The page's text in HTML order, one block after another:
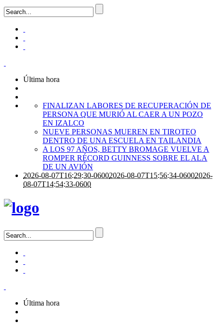
Última hora
FINALIZAN LABORES DE RECUPERACIÓN DE
PERSONA QUE MURIÓ AL CAER A UN POZO
EN IZALCO
NUEVE PERSONAS MUEREN EN TIROTEO
DENTRO DE UNA ESCUELA EN TAILANDIA
A LOS 97 AÑOS, BETTY BROMAGE VUELVE A
ROMPER RÉCORD GUINNESS SOBRE EL ALA
DE UN AVIÓN
2026-08-07T16:29:30-06002026-08-07T15:56:34-06002026-
08-07T14:54:33-0600
Última hora